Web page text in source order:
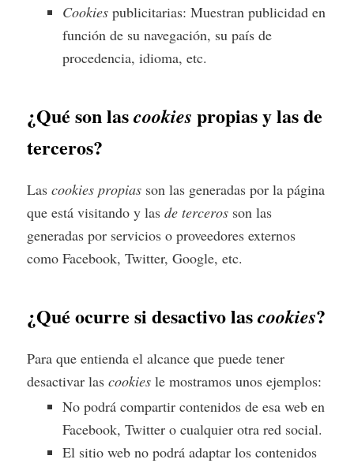
Cookies publicitarias: Muestran publicidad en
función de su navegación, su país de
procedencia, idioma, etc.
¿Qué son lascookies propias y las de
terceros?
Lascookies propias son las generadas por la página
que está visitando y lasde terceros son las
generadas por servicios o proveedores externos
como Facebook, Twitter, Google, etc.
¿Qué ocurre si desactivo lascookies?
Para que entienda el alcance que puede tener
desactivar lascookies le mostramos unos ejemplos:
No podrá compartir contenidos de esa web en
Facebook, Twitter o cualquier otra red social.
El sitio web no podrá adaptar los contenidos